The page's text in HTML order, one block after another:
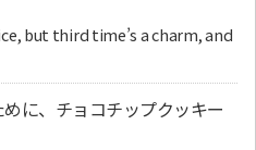
but third time’s a charm, and
に、チョコチップクッキー